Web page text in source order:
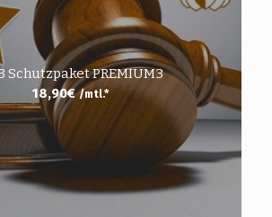
Schutzpaket PREMIUM3
18,90€ /mtl.*